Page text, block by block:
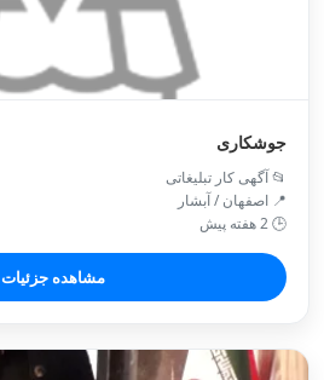
جوشکاری
📂 آگهی کار تبلیغاتی
📍 اصفهان / آبشار
🕒 2 هفته پیش
مشاهده جزئیات